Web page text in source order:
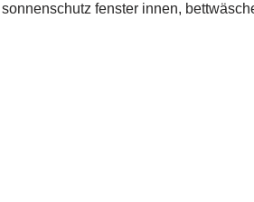
fenster innen,